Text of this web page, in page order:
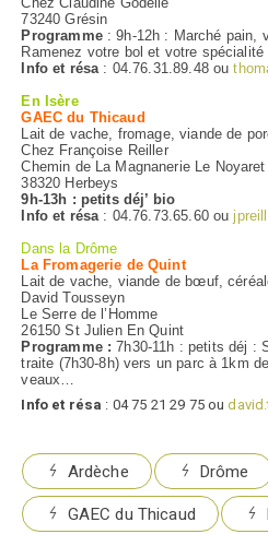
73240 Grésin
Programme : 9h-12h : Marché pain,
Ramenez votre bol et votre spécialité
Info et résa: 04.76.31.89.48 ou
En Isère
GAEC du Thicaud
Lait de vache, fromage, viande de
Chez Françoise Reiller
Chemin de La Magnanerie Le Noyaret
38320 Herbeys
9h-13h : petits déj’ bio
Info et résa: 04.76.73.65.60 ou
Dans la Drôme
La Fromagerie de Quint
Lait de vache, viande de bœuf,
David Tousseyn
Le Serre de l’Homme
26150 St Julien En Quint
Programme : 7h30-11h : petits déj :
traite (7h30-8h) vers un parc à 1km
veaux…
Info et résa : 04 75 21 29 75 ou
Ardèche
Drôme
GAEC du Thicaud